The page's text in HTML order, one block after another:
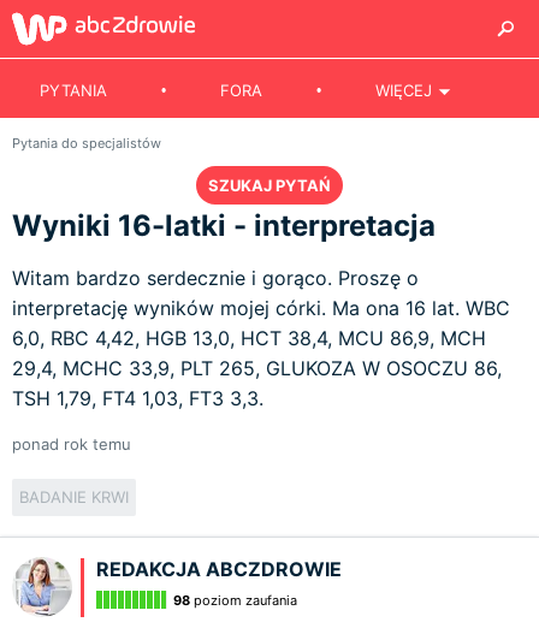
PYTANIA FORA WIĘCEJ
Pytania do specjalistów
SZUKAJ PYTAŃ
Wyniki 16-latki - interpretacja
Witam bardzo serdecznie i gorąco. Proszę o
interpretację wyników mojej córki. Ma ona 16 lat. WBC
6,0, RBC 4,42, HGB 13,0, HCT 38,4, MCU 86,9, MCH
29,4, MCHC 33,9, PLT 265, GLUKOZA W OSOCZU 86,
TSH 1,79, FT4 1,03, FT3 3,3.
ponad rok temu
BADANIE KRWI
REDAKCJA ABCZDROWIE
98 poziom zaufania